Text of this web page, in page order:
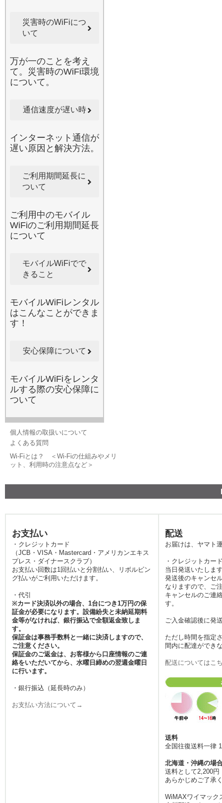
なくインターネットをご利
用いただけます。セキュリ
レワークやリモート授業な
どで機密情報を扱う場合で
も安心してお使いいただけ
る設計です。小田原周辺な
移動中の新幹線内でもスム
お届けします。
2026.5.26
ービスを利用すれば、日本
国内のあらゆる場所があな
たのオフィスやシアターに
移動の車内でも、重要なメ
ールのチェックや大容量デ
ータの閲覧、SNSの更新が
通信網を利用しており、地
方への出張や山間部の観光
発揮いたします。最近の時
事ニュースでも、ワーケー
ションが注目されています
が、旅先でのビデオ会議も
ば安心です。面倒な回線契
れるため、コストパフォー
マンスを重視する賢いユー
ザーの方に選ばれていま
2026.5.20
レンタルWi-Fiは、国内旅行
や出張における現代の必需
品と言えます。スマートフ
ォンやタブレットなど、手
ンターネット接続を提供
するポータブル通信機器で
す。みんなのWi-Fiでは、月
末の速度制限でパケットが
不足した際のご利用も非常
に多くなっています。最近
では動画配信サービスの普
及により、外出先でのデー
タ消費量が増加しています
が、当店のルーターがあれ
ばギガを気にせず楽しめま
す。返却もポストに投函す
るだけの手軽さですので、
忙しいビジネスマンや、成
田空港・羽田空港などの大
きなハブ駅を経由して移動
される旅行者の方にも、手
間なくご利用いただける利
便性が魅力です。
2026.5.13
災害時のWiFiにつ
いて
万が一のことを考え
て。災害時のWiFi環境
について。
通信速度が遅い時
インターネット通信が
遅い原因と解決方法。
ご利用期間延長に
ついて
ご利用中のモバイル
WiFiのご利用期間延長
について
モバイルWiFiでで
きること
モバイルWiFiレンタル
はこんなことができま
す！
安心保障について
モバイルWiFiをレンタ
ルする際の安心保障に
ついて
個人情報の取扱いについて
よくある質問
Wi-Fiとは？ ＜Wi-Fiの仕組みやメリ
ット、利用時の注意点など＞
お支払い
・クレジットカード
（JCB・VISA・Mastercard・アメリカンエキス
プレス・ダイナースクラブ）
お支払い回数は1回払いと分割払い、リボルビン
グ払いがご利用いただけます。
・代引
※カード決済以外の場合、1台につき1万円の保
証金が必要になります。設備紛失と未納延期料
金等がなければ、銀行振込で全額返金致しま
す。
保証金は事務手数料と一緒に決済しますので、
ご注意ください。
保証金のご返金は、お客様から口座情報のご連
絡をいただいてから、水曜日締めの翌週金曜日
に行います。
・銀行振込（延長時のみ）
お支払い方法について→
配送
お届けは、ヤマト
・クレジットカー
当日発送いたしま
発送後のキャンセ
なりますので、ご
キャンセルのご連
す。
ご入金確認後に発
ただし時間を指定
間内に配達ができ
配送についてはこ
送料
全国往復送料一律
北海道・沖縄の場
送料として2,200
あらかじめご了承
WiMAXワイマック